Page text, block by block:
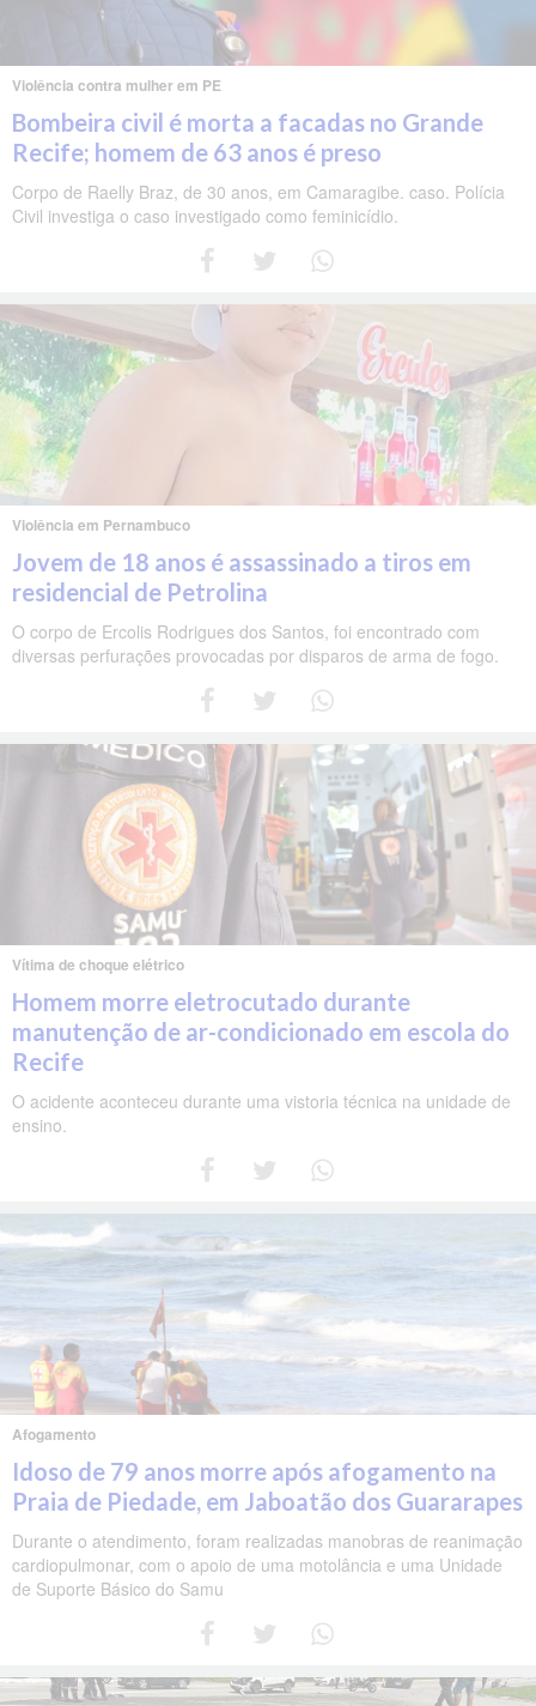
Violência contra mulher em PE
Bombeira civil é morta a facadas no Grande
Recife; homem de 63 anos é preso
Corpo de Raelly Braz, de 30 anos, em Camaragibe. caso. Polícia
Civil investiga o caso investigado como feminicídio.
Violência em Pernambuco
Jovem de 18 anos é assassinado a tiros em
residencial de Petrolina
O corpo de Ercolis Rodrigues dos Santos, foi encontrado com
diversas perfurações provocadas por disparos de arma de fogo.
Vítima de choque elétrico
Homem morre eletrocutado durante
manutenção de ar-condicionado em escola do
Recife
O acidente aconteceu durante uma vistoria técnica na unidade de
ensino.
Afogamento
Idoso de 79 anos morre após afogamento na
Praia de Piedade, em Jaboatão dos Guararapes
Durante o atendimento, foram realizadas manobras de reanimação
cardiopulmonar, com o apoio de uma motolância e uma Unidade
de Suporte Básico do Samu